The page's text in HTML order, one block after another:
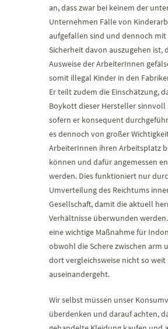
an, dass zwar bei keinem der
Unternehmen Fälle von
aufgefallen sind und dennoch
Sicherheit davon auszugehen ist,
Ausweise der ArbeiterInnen
somit illegal Kinder in den
Er teilt zudem die Einschätzung,
Boykott dieser Hersteller sinnvoll
sofern er konsequent
es dennoch von großer
ArbeiterInnen ihren Arbeitsplatz
können und dafür angemessen
werden. Dies funktioniert nur
Umverteilung des Reichtums
Gesellschaft, damit die aktuell
Verhältnisse überwunden
eine wichtige Maßnahme für
obwohl die Schere zwischen arm
dort vergleichsweise nicht so weit
auseinandergeht.
Wir selbst müssen unser
überdenken und darauf achten,